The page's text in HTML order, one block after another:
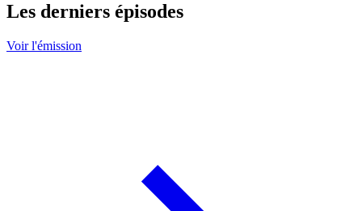
Les derniers épisodes
Voir l'émission